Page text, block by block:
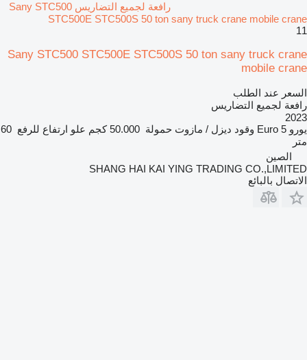
رافعة لجميع التضاريس Sany STC500
STC500E STC500S 50 ton sany truck crane mobile crane
11
Sany STC500 STC500E STC500S 50 ton sany truck crane
mobile crane
السعر عند الطلب
رافعة لجميع التضاريس
2023
يورو Euro 5 وقود ديزل / مازوت حمولة 50.000 كجم علو ارتفاع للرفع 60
متر
الصين
SHANG HAI KAI YING TRADING CO.,LIMITED
الاتصال بالبائع